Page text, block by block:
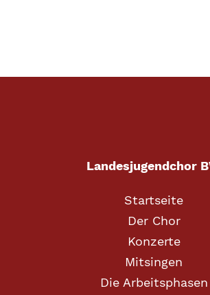
Landesjugendchor
Startseite
Der Chor
Konzerte
Mitsingen
Die Arbeitsphasen